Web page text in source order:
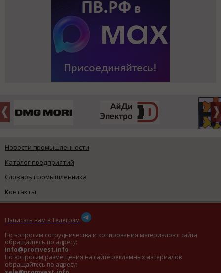
Новости промышленности
Каталог предприятий
Словарь промышленника
Контакты
Написать нам в Телеграм
По вопросам сотрудничества и копирования материалов с сайта
обращайтесь по адресу:
info@promvest.info
По вопросам размещения на сайте рекламных материалов
обращайтесь по адресу: